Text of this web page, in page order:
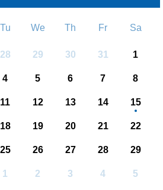
Tu We Th Fr Sa
28 29 30 31 1
4 5 6 7 8
11 12 13 14 15
18 19 20 21 22
25 26 27 28 29
1 2 3 4 5